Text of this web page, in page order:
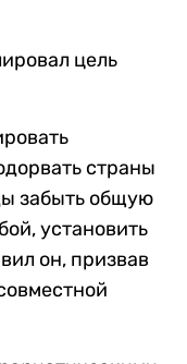
цель
страны
забыть общую
установить
он, призвав